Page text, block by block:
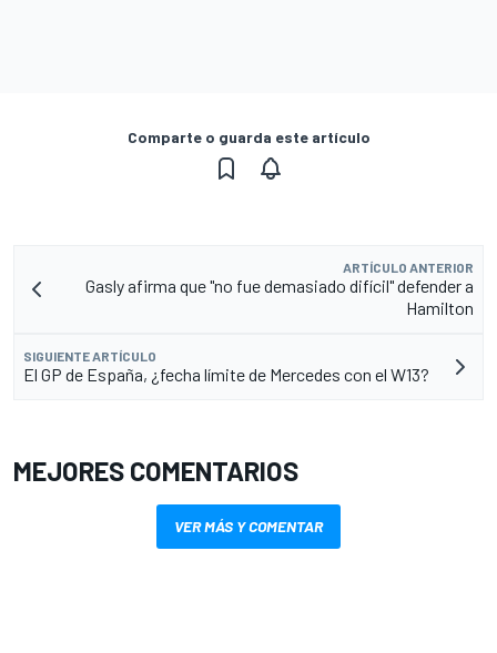
Comparte o guarda este artículo
ARTÍCULO ANTERIOR
Gasly afirma que "no fue demasiado difícil" defender a
Hamilton
SIGUIENTE ARTÍCULO
El GP de España, ¿fecha límite de Mercedes con el W13?
MEJORES COMENTARIOS
VER MÁS Y COMENTAR